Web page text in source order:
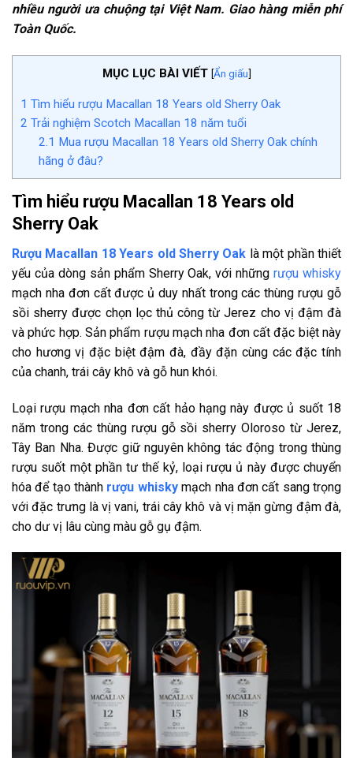
nhiều người ưa chuộng tại Việt Nam. Giao hàng miễn phí
Toàn Quốc.
MỤC LỤC BÀI VIẾT [Ẩn giấu]
1 Tìm hiểu rượu Macallan 18 Years old Sherry Oak
2 Trải nghiệm Scotch Macallan 18 năm tuổi
2.1 Mua rượu Macallan 18 Years old Sherry Oak chính
hãng ở đâu?
Tìm hiểu rượu Macallan 18 Years old
Sherry Oak
Rượu Macallan 18 Years old Sherry Oak là một phần thiết
yếu của dòng sản phẩm Sherry Oak, với nhữngrượu whisky
mạch nha đơn cất được ủ duy nhất trong các thùng rượu gỗ
sồi sherry được chọn lọc thủ công từ Jerez cho vị đậm đà
và phức hợp. Sản phẩm rượu mạch nha đơn cất đặc biệt này
cho hương vị đặc biệt đậm đà, đầy đặn cùng các đặc tính
của chanh, trái cây khô và gỗ hun khói.
Loại rượu mạch nha đơn cất hảo hạng này được ủ suốt 18
năm trong các thùng rượu gỗ sồi sherry Oloroso từ Jerez,
Tây Ban Nha. Được giữ nguyên không tác động trong thùng
rượu suốt một phần tư thế kỷ, loại rượu ủ này được chuyển
hóa để tạo thành rượu whiskymạch nha đơn cất sang trọng
với đặc trưng là vị vani, trái cây khô và vị mặn gừng đậm đà,
cho dư vị lâu cùng màu gỗ gụ đậm.